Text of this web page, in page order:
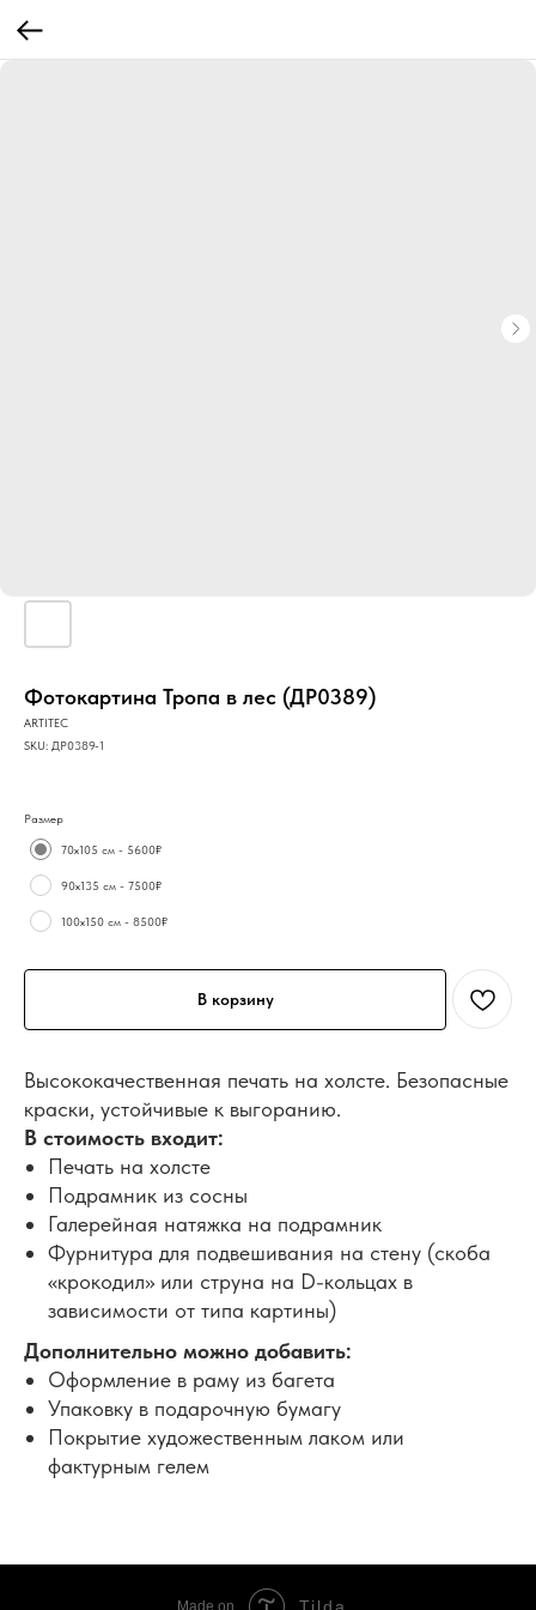
Фотокартина Тропа в лес (ДР0389)
ARTITEC
SKU: ДР0389-1
Размер
70х105 см - 5600₽
90х135 см - 7500₽
100х150 см - 8500₽
В корзину
Высококачественная печать на холсте. Безопасные
краски, устойчивые к выгоранию.
В стоимость входит:
Печать на холсте
Подрамник из сосны
Галерейная натяжка на подрамник
Фурнитура для подвешивания на стену (скоба
«крокодил» или струна на D-кольцах в
зависимости от типа картины)
Дополнительно можно добавить:
Оформление в раму из багета
Упаковку в подарочную бумагу
Покрытие художественным лаком или
фактурным гелем